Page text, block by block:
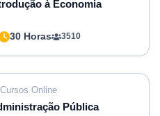
à Economia
30 Horas 3510
Online
Pública